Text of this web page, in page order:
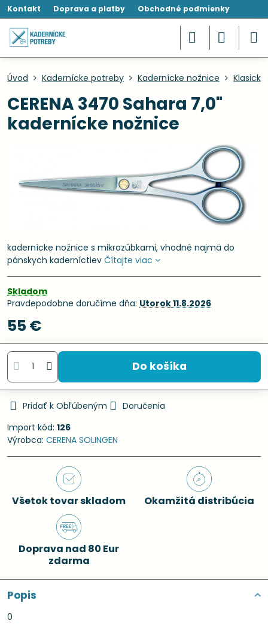
Kontakt Doprava a platby Obchodné podmienky
Úvod Kadernícke potreby Kadernícke nožnice
CERENA 3470 Sahara 7,0"
kadernícke nožnice
kadernícke nožnice s mikrozúbkami, vhodné najmä do
pánskych kaderníctiev Čítajte viac
Skladom
Pravdepodobne doručíme dňa: Utorok11.8.2026
55 €
Do košíka
Pridať k Obľúbeným
Doručenia
Import kód: 126
Výrobca: CERENA SOLINGEN
Všetok tovar skladom Okamžitá distribúcia
Doprava nad 80 Eur
zdarma
Popis
0